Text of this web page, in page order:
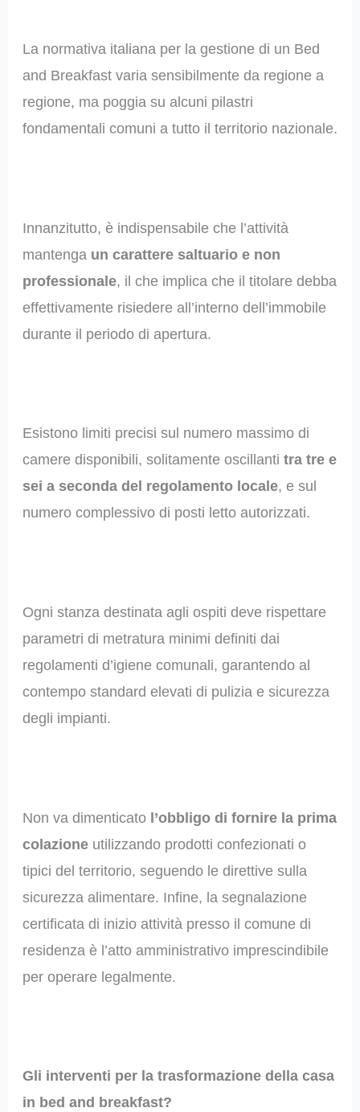
La normativa italiana per la gestione di un Bed
and Breakfast varia sensibilmente da regione a
regione, ma poggia su alcuni pilastri
fondamentali comuni a tutto il territorio nazionale.
Innanzitutto, è indispensabile che l’attività
mantenga un carattere saltuario e non
professionale, il che implica che il titolare debba
effettivamente risiedere all’interno dell’immobile
durante il periodo di apertura.
Esistono limiti precisi sul numero massimo di
camere disponibili, solitamente oscillanti tra tre e
sei a seconda del regolamento locale, e sul
numero complessivo di posti letto autorizzati.
Ogni stanza destinata agli ospiti deve rispettare
parametri di metratura minimi definiti dai
regolamenti d’igiene comunali, garantendo al
contempo standard elevati di pulizia e sicurezza
degli impianti.
Non va dimenticato l’obbligo di fornire la prima
colazioneutilizzando prodotti confezionati o
tipici del territorio, seguendo le direttive sulla
sicurezza alimentare. Infine, la segnalazione
certificata di inizio attività presso il comune di
residenza è l’atto amministrativo imprescindibile
per operare legalmente.
Gli interventi per la trasformazione della casa
in bed and breakfast?